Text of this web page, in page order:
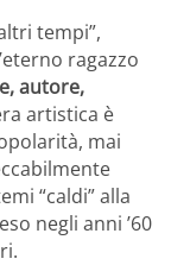
tempi”,
ragazzo
autore,
artistica è
mai
“caldi” alla
negli anni ’60